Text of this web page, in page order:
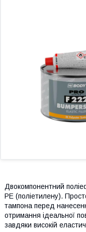
Двокомпонентний
PE (поліетилену).
тампона перед
отримання ідеальної
завдяки високій